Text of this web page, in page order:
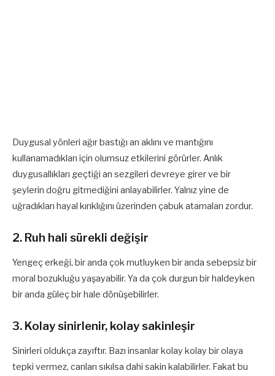
Duygusal yönleri ağır bastığı an aklını ve mantığını
kullanamadıkları için olumsuz etkilerini görürler. Anlık
duygusallıkları geçtiği an sezgileri devreye girer ve bir
şeylerin doğru gitmediğini anlayabilirler. Yalnız yine de
uğradıkları hayal kırıklığını üzerinden çabuk atamaları zordur.
2. Ruh hali sürekli değişir
Yengeç erkeği, bir anda çok mutluyken bir anda sebepsiz bir
moral bozukluğu yaşayabilir. Ya da çok durgun bir haldeyken
bir anda güleç bir hale dönüşebilirler.
3. Kolay sinirlenir, kolay sakinleşir
Sinirleri oldukça zayıftır. Bazı insanlar kolay kolay bir olaya
tepki vermez, canları sıkılsa dahi sakin kalabilirler. Fakat bu